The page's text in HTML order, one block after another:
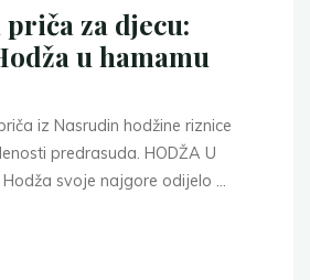
za djecu:
u hamamu
iz Nasrudin hodžine riznice
predrasuda. HODŽA U
svoje najgore odijelo …